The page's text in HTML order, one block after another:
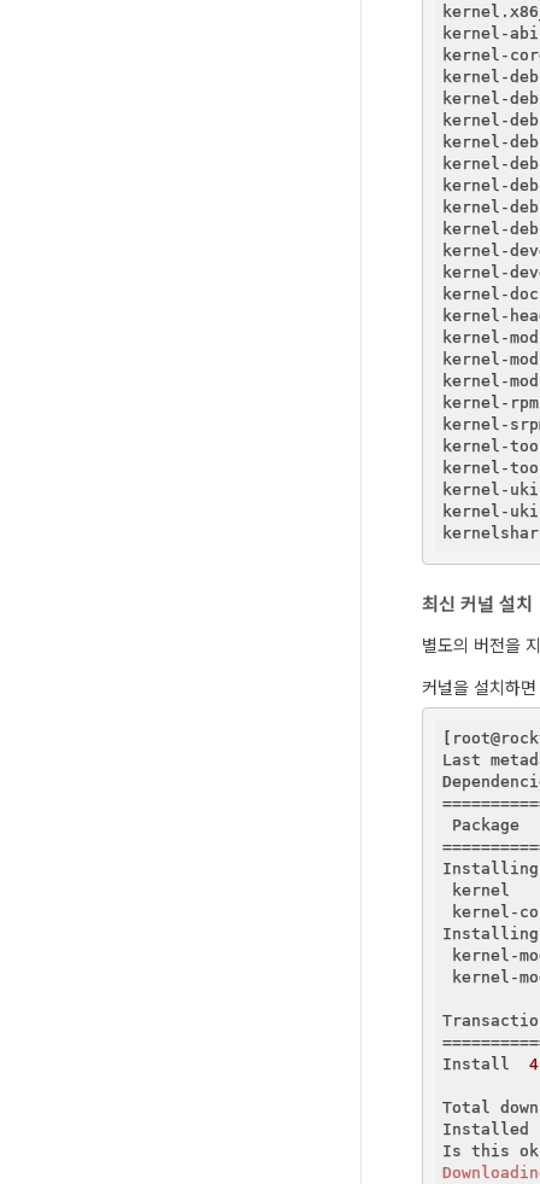
최신 커널 설치
별도의 버전을
커널을 설치하
Last
Installing
Install 4
Total
Is this